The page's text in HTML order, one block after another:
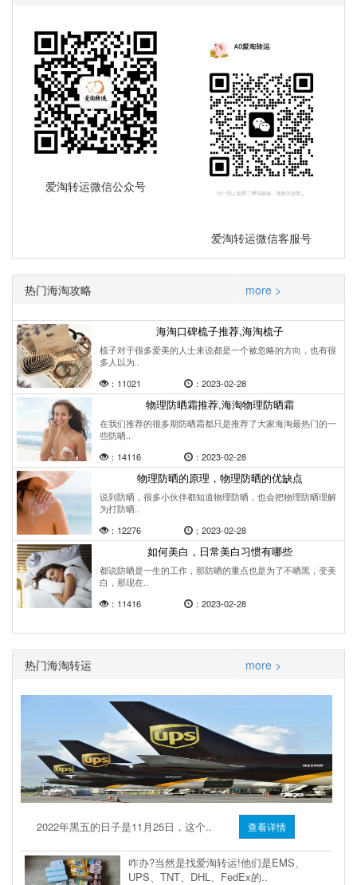
爱淘转运微信公众号
爱淘转运微信客服号
热门海淘攻略 more >
海淘口碑梳子推荐,海淘梳子
梳子对于很多爱美的人士来说都是一个被忽略的方向，也有很
多人以为..
：11021
：2023-02-28
物理防晒霜推荐,海淘物理防晒霜
在我们推荐的很多期防晒霜都只是推荐了大家海淘最热门的一
些防晒..
：14116
：2023-02-28
物理防晒的原理，物理防晒的优缺点
说到防晒，很多小伙伴都知道物理防晒，也会把物理防晒理解
为打防晒..
：12276
：2023-02-28
如何美白，日常美白习惯有哪些
都说防晒是一生的工作，那防晒的重点也是为了不晒黑，变美
白，那现在..
：11416
：2023-02-28
热门海淘转运 more >
2022年黑五的日子是11月25日，这个.. 查看详情
咋办?当然是找爱淘转运!他们是EMS、
UPS、TNT、DHL、FedEx的..